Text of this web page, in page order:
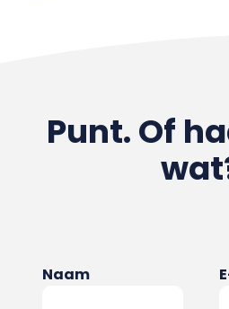
Punt. Of
Naam